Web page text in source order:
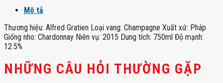
Mô tả
Thương hiệu: Alfred Gratien Loại vang: Champagne Xuất xứ: Pháp
Giống nho: Chardonnay Niên vụ: 2015 Dung tích: 750ml Độ mạnh:
12.5%
NHỮNG CÂU HỎI THƯỜNG GẶP